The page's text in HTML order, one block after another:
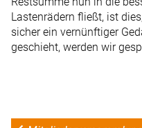
Lastenrädern fließt, ist
sicher ein vernünftiger
geschieht, werden wir